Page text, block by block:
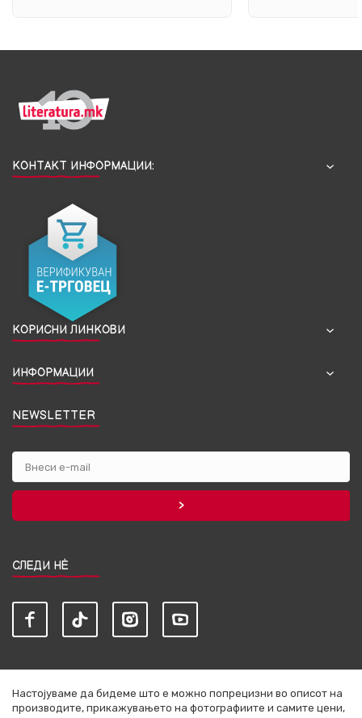
КОНТАКТ ИНФОРМАЦИИ:
КОРИСНИ ЛИНКОВИ
ИНФОРМАЦИИ
NEWSLETTER
СЛЕДИ НЀ
Настојуваме да бидеме што е можно попрецизни во описот на
производите, прикажувањето на фотографиите и самите цени,